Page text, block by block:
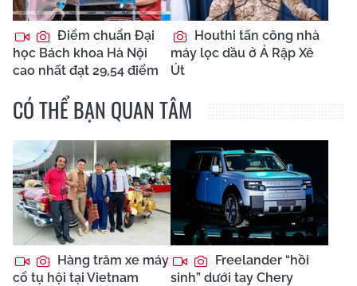
Điểm chuẩn Đại
học Bách khoa Hà Nội
cao nhất đạt 29,54 điểm
Houthi tấn công nhà
máy lọc dầu ở Ả Rập Xê
Út
CÓ THỂ BẠN QUAN TÂM
Hàng trăm xe máy
cổ tụ hội tại Vietnam
Freelander “hồi
sinh” dưới tay Chery